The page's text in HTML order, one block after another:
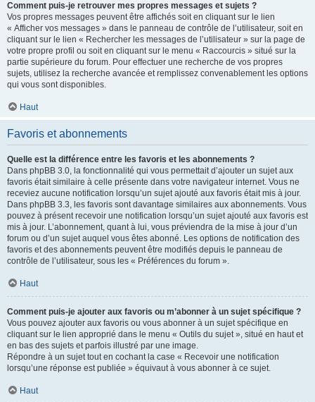
Comment puis-je retrouver mes propres messages et sujets ?
Vos propres messages peuvent être affichés soit en cliquant sur le lien
« Afficher vos messages » dans le panneau de contrôle de l’utilisateur, soit en
cliquant sur le lien « Rechercher les messages de l’utilisateur » sur la page de
votre propre profil ou soit en cliquant sur le menu « Raccourcis » situé sur la
partie supérieure du forum. Pour effectuer une recherche de vos propres
sujets, utilisez la recherche avancée et remplissez convenablement les options
qui vous sont disponibles.
Haut
Favoris et abonnements
Quelle est la différence entre les favoris et les abonnements ?
Dans phpBB 3.0, la fonctionnalité qui vous permettait d’ajouter un sujet aux
favoris était similaire à celle présente dans votre navigateur internet. Vous ne
receviez aucune notification lorsqu’un sujet ajouté aux favoris était mis à jour.
Dans phpBB 3.3, les favoris sont davantage similaires aux abonnements. Vous
pouvez à présent recevoir une notification lorsqu’un sujet ajouté aux favoris est
mis à jour. L’abonnement, quant à lui, vous préviendra de la mise à jour d’un
forum ou d’un sujet auquel vous êtes abonné. Les options de notification des
favoris et des abonnements peuvent être modifiés depuis le panneau de
contrôle de l’utilisateur, sous les « Préférences du forum ».
Haut
Comment puis-je ajouter aux favoris ou m’abonner à un sujet spécifique ?
Vous pouvez ajouter aux favoris ou vous abonner à un sujet spécifique en
cliquant sur le lien approprié dans le menu « Outils du sujet », situé en haut et
en bas des sujets et parfois illustré par une image.
Répondre à un sujet tout en cochant la case « Recevoir une notification
lorsqu’une réponse est publiée » équivaut à vous abonner à ce sujet.
Haut